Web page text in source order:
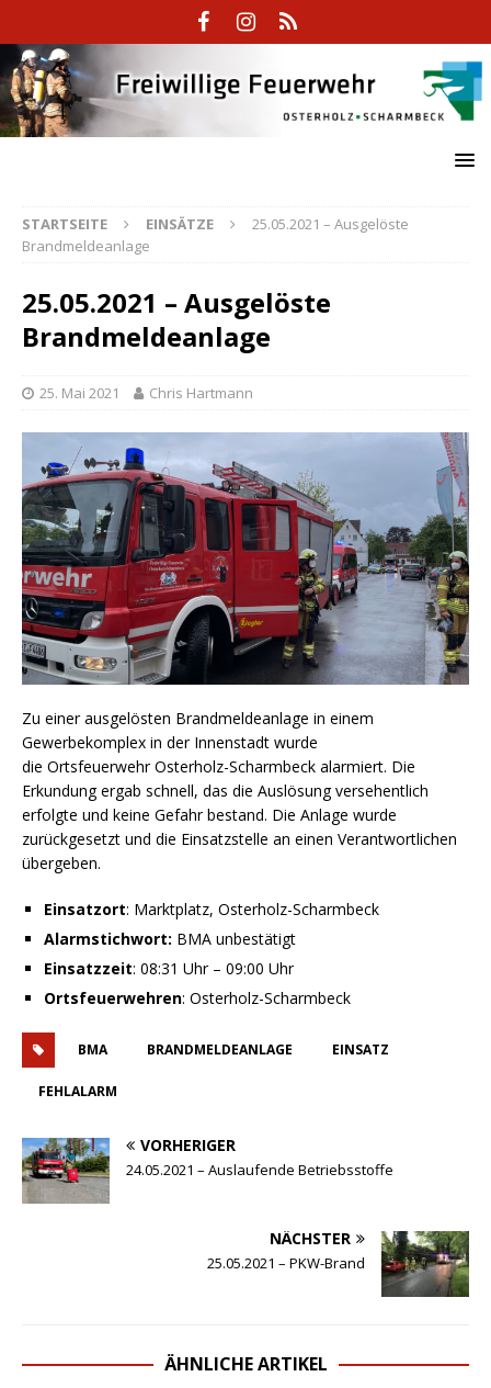
STARTSEITE EINSÄTZE
25.05.2021 – Ausgelöste
Brandmeldeanlage
25.05.2021 – Ausgelöste
Brandmeldeanlage
25. Mai 2021 Chris Hartmann
Zu einer ausgelösten Brandmeldeanlage in einem
Gewerbekomplex in der Innenstadt wurde
die Ortsfeuerwehr Osterholz-Scharmbeck alarmiert. Die
Erkundung ergab schnell, das die Auslösung versehentlich
erfolgte und keine Gefahr bestand. Die Anlage wurde
zurückgesetzt und die Einsatzstelle an einen Verantwortlichen
übergeben.
Einsatzort: Marktplatz, Osterholz-Scharmbeck
Alarmstichwort: BMA unbestätigt
Einsatzzeit: 08:31 Uhr – 09:00 Uhr
Ortsfeuerwehren: Osterholz-Scharmbeck
BMA BRANDMELDEANLAGE EINSATZ
FEHLALARM
VORHERIGER
24.05.2021 – Auslaufende Betriebsstoffe
NÄCHSTER
25.05.2021 – PKW-Brand
ÄHNLICHE ARTIKEL